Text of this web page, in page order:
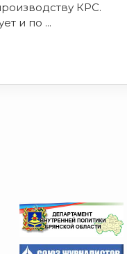
КРС.
и по ...